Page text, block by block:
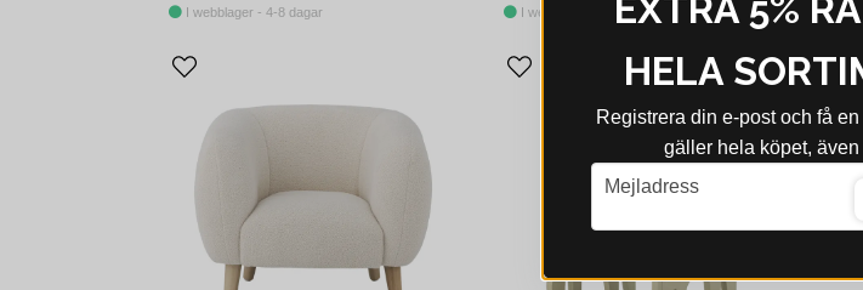
I webblager - 4-8 dagar I webblager - 4-8 dagar I
-36%
EXTRA 5%
HELA
Registrera din e‑post och få
gäller hela köpet, även
email
Mejladress